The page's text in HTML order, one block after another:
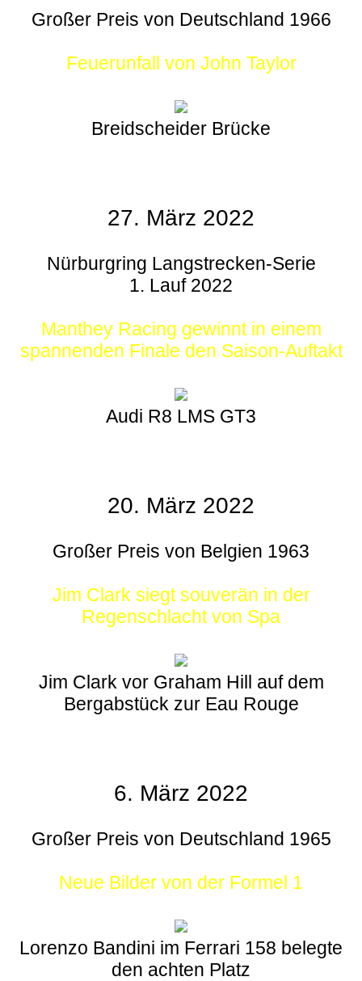
Großer Preis von Deutschland 1966
Feuerunfall von John Taylor
Breidscheider Brücke
27. März 2022
Nürburgring Langstrecken-Serie
1. Lauf 2022
Manthey Racing gewinnt in einem
spannenden Finale den Saison-Auftakt
Audi R8 LMS GT3
20. März 2022
Großer Preis von Belgien 1963
Jim Clark siegt souverän in der
Regenschlacht von Spa
Jim Clark vor Graham Hill auf dem
Bergabstück zur Eau Rouge
6. März 2022
Großer Preis von Deutschland 1965
Neue Bilder von der Formel 1
Lorenzo Bandini im Ferrari 158 belegte
den achten Platz